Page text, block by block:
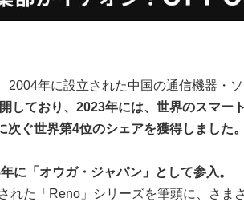
2004年に設立された中国の通信機器・ソ
しており、2023年には、世界のスマー
ぐ世界第4位のシェアを獲得しました。
に「オウガ・ジャパン」として参入。
れた「Reno」シリーズを筆頭に、さま